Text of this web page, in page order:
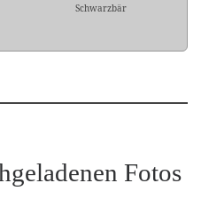
Schwarzbär
Fotos